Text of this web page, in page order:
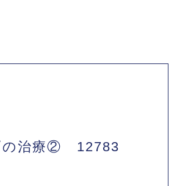
の治療② 12783